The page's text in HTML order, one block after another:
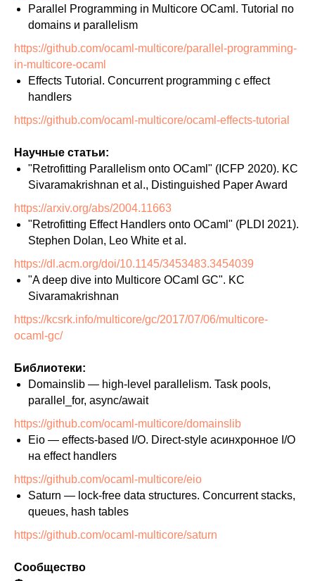
Parallel Programming in Multicore OCaml. Tutorial по
domains и parallelism
https://github.com/ocaml-multicore/parallel-programming-
in-multicore-ocaml
Effects Tutorial. Concurrent programming с effect
handlers
https://github.com/ocaml-multicore/ocaml-effects-tutorial
Научные статьи:
"Retrofitting Parallelism onto OCaml" (ICFP 2020). KC
Sivaramakrishnan et al., Distinguished Paper Award
https://arxiv.org/abs/2004.11663
"Retrofitting Effect Handlers onto OCaml" (PLDI 2021).
Stephen Dolan, Leo White et al.
https://dl.acm.org/doi/10.1145/3453483.3454039
"A deep dive into Multicore OCaml GC". KC
Sivaramakrishnan
https://kcsrk.info/multicore/gc/2017/07/06/multicore-
ocaml-gc/
Библиотеки:
Domainslib — high-level parallelism. Task pools,
parallel_for, async/await
https://github.com/ocaml-multicore/domainslib
Eio — effects-based I/O. Direct-style асинхронное I/O
на effect handlers
https://github.com/ocaml-multicore/eio
Saturn — lock-free data structures. Concurrent stacks,
queues, hash tables
https://github.com/ocaml-multicore/saturn
Сообщество